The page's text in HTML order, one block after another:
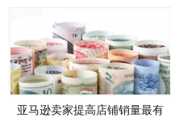
亚马逊卖家提高店铺销量最有